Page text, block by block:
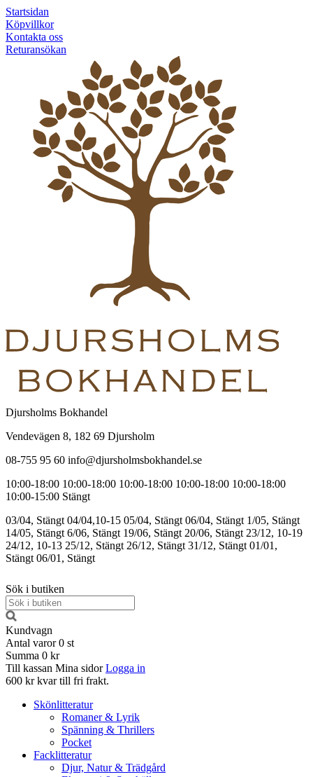
Startsidan
Köpvillkor
Kontakta oss
Returansökan
Djursholms Bokhandel
Vendevägen 8, 182 69 Djursholm
08-755 95 60 info@djursholmsbokhandel.se
10:00-18:00 10:00-18:00 10:00-18:00 10:00-18:00 10:00-18:00
10:00-15:00 Stängt
03/04, Stängt 04/04,10-15 05/04, Stängt 06/04, Stängt 1/05, Stängt
14/05, Stängt 6/06, Stängt 19/06, Stängt 20/06, Stängt 23/12, 10-19
24/12, 10-13 25/12, Stängt 26/12, Stängt 31/12, Stängt 01/01,
Stängt 06/01, Stängt
Sök i butiken
Kundvagn
Antal varor 0 st
Summa 0 kr
Till kassan Mina sidor Logga in
600 kr kvar till fri frakt.
Skönlitteratur
Romaner & Lyrik
Spänning & Thrillers
Pocket
Facklitteratur
Djur, Natur & Trädgård